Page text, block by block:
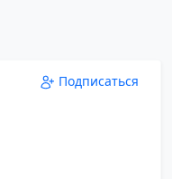
Подписаться